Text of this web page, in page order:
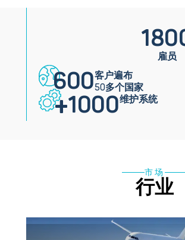
雇员
600客户遍布
50多个国家
+1000维护系统
市场
行业